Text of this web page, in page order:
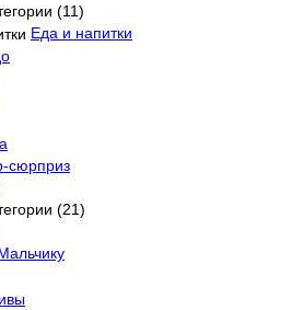
(11)
Еда и напитки
сюрприз
(21)